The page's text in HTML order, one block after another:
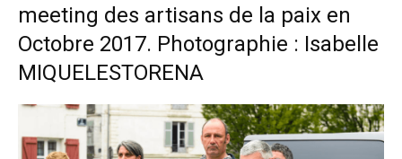
meeting des artisans de la paix en
Octobre 2017. Photographie : Isabelle
MIQUELESTORENA